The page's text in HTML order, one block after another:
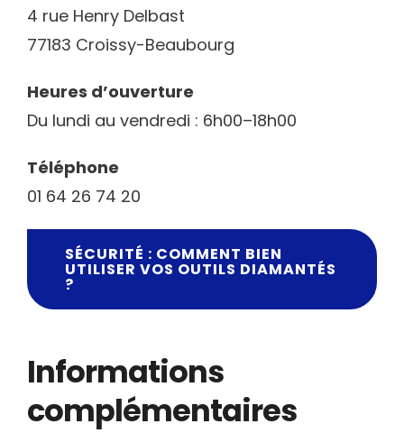
4 rue Henry Delbast
77183 Croissy-Beaubourg
Heures d’ouverture
Du lundi au vendredi : 6h00–18h00
Téléphone
01 64 26 74 20
SÉCURITÉ : COMMENT BIEN
UTILISER VOS OUTILS DIAMANTÉS
?
Informations
complémentaires